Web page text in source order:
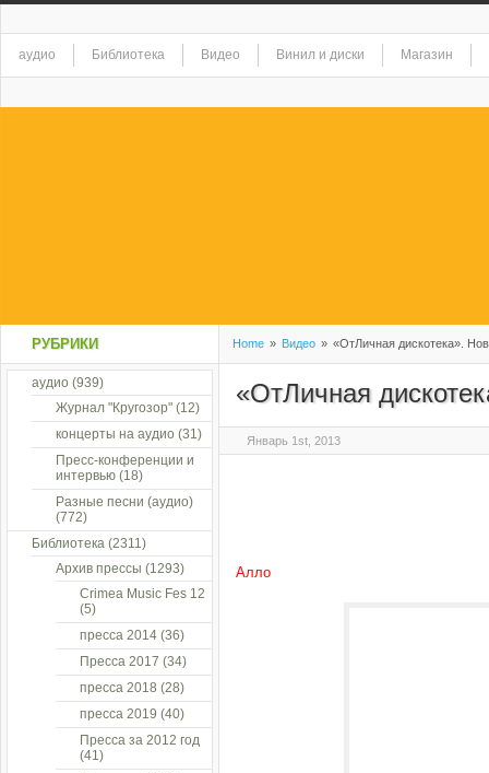
аудио Библиотека Видео Винил и диски Магазин
Home » Видео » «ОтЛичная дискотека».
«ОтЛичная
Январь 1st, 2013
Алло
РУБРИКИ
аудио (939)
Журнал "Кругозор" (12)
концерты на аудио (31)
Пресс-конференции и
интервью (18)
Разные песни (аудио)
(772)
Библиотека (2311)
Архив прессы (1293)
Crimea Music Fes 12
(5)
пресса 2014 (36)
Пресса 2017 (34)
пресса 2018 (28)
пресса 2019 (40)
Пресса за 2012 год
(41)